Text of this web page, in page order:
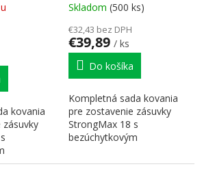
kovania
Nutné
Skladom (500 ks)
€32,43 bez DPH
€39,89 / ks
Do košíka
Kompletná sada kovania
pre zostavenie zásuvky
StrongMax 18 s
bezúchytkovým
doplniť prírezy...